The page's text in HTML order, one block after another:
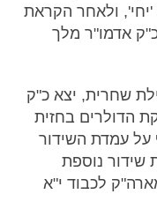
'יחי', ולאחר הקראת
אדמו"ר מלך
שחרית, יצא כ"ק
הדולרים בחזית
על עמדת השידור
שידור נוספת
לכבוד י"א